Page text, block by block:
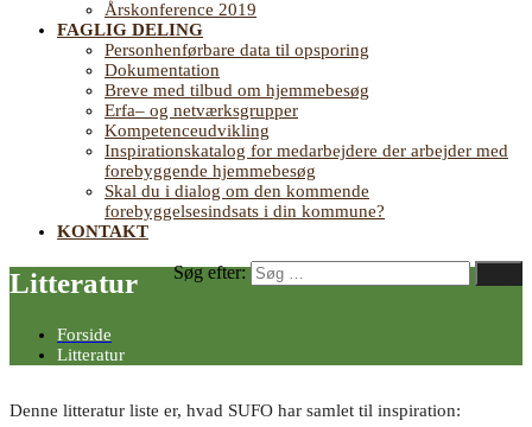
Årskonference 2019
FAGLIG DELING
Personhenførbare data til opsporing
Dokumentation
Breve med tilbud om hjemmebesøg
Erfa– og netværksgrupper
Kompetenceudvikling
Inspirationskatalog for medarbejdere der arbejder med
forebyggende hjemmebesøg
Skal du i dialog om den kommende
forebyggelsesindsats i din kommune?
KONTAKT
Søg efter:
Litteratur
Forside
Litteratur
Denne litteratur liste er, hvad SUFO har samlet til inspiration: